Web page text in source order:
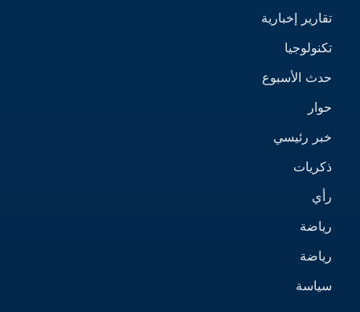
تقارير إخبارية
تكنولوجيا
حدث الأسبوع
حوار
خبر رئيسي
ذكريات
رأي
رياضة
رياضة
سياسة